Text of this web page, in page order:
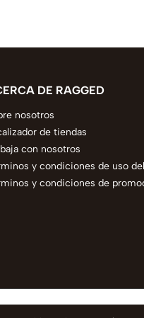
DE RAGGED
nosotros
de tiendas
con nosotros
y condiciones de uso
y condiciones de